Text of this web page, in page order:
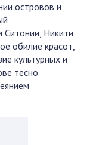
островов и
Ситонии, Никити
обилие красот,
культурных и
тесно